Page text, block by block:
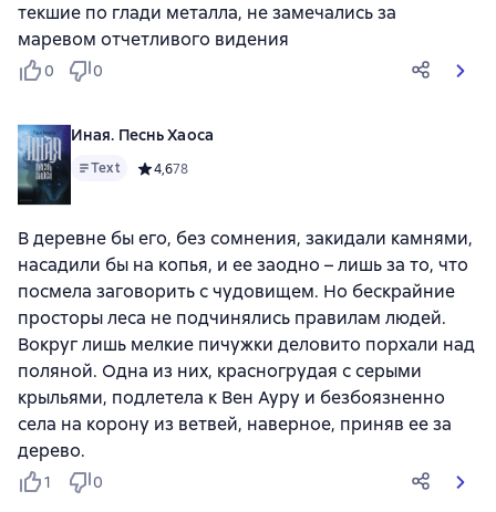
текшие по глади металла, не замечались за
маревом отчетливого видения
0 0
Иная. Песнь Хаоса
Text Средний рейтинг 4,6 на основе 78 оценок
4,678
В деревне бы его, без сомнения, закидали камнями,
насадили бы на копья, и ее заодно – лишь за то, что
посмела заговорить с чудовищем. Но бескрайние
просторы леса не подчинялись правилам людей.
Вокруг лишь мелкие пичужки деловито порхали над
поляной. Одна из них, красногрудая с серыми
крыльями, подлетела к Вен Ауру и безбоязненно
села на корону из ветвей, наверное, приняв ее за
дерево.
1 0